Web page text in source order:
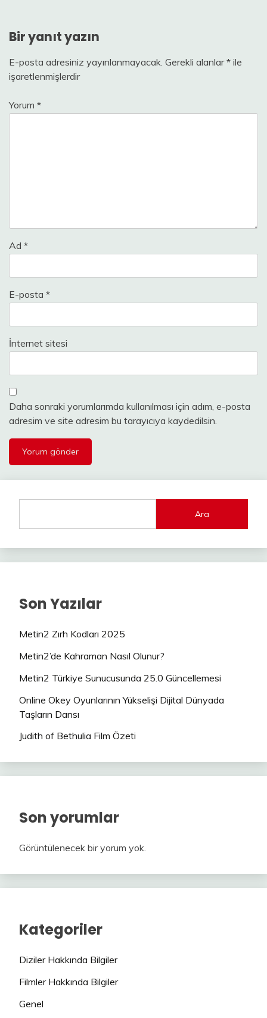
Bir yanıt yazın
E-posta adresiniz yayınlanmayacak. Gerekli alanlar* ile
işaretlenmişlerdir
Yorum *
Ad *
E-posta *
İnternet sitesi
Daha sonraki yorumlarımda kullanılması için adım, e-posta
adresim ve site adresim bu tarayıcıya kaydedilsin.
Ara
Son Yazılar
Metin2 Zırh Kodları 2025
Metin2’de Kahraman Nasıl Olunur?
Metin2 Türkiye Sunucusunda 25.0 Güncellemesi
Online Okey Oyunlarının Yükselişi Dijital Dünyada
Taşların Dansı
Judith of Bethulia Film Özeti
Son yorumlar
Görüntülenecek bir yorum yok.
Kategoriler
Diziler Hakkında Bilgiler
Filmler Hakkında Bilgiler
Genel